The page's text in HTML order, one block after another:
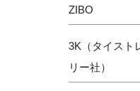
ZIBO
3K（タイスト
リー社）